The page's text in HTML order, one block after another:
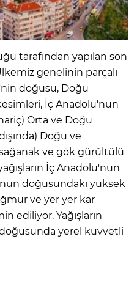
tarafından yapılan son
genelinin parçalı
doğusu, Doğu
İç Anadolu'nun
Orta ve Doğu
Doğu ve
ve gök gürültülü
İç Anadolu'nun
doğusundaki yüksek
ve yer yer kar
ediliyor. Yağışların
yerel kuvvetli